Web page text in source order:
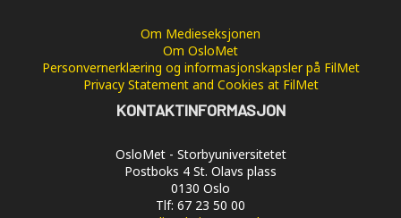
Om Medieseksjonen
Om OsloMet
Personvernerklæring og informasjonskapsler på FilMet
Privacy Statement and Cookies at FilMet
KONTAKTINFORMASJON
OsloMet - Storbyuniversitetet
Postboks 4 St. Olavs plass
0130 Oslo
Tlf: 67 23 50 00